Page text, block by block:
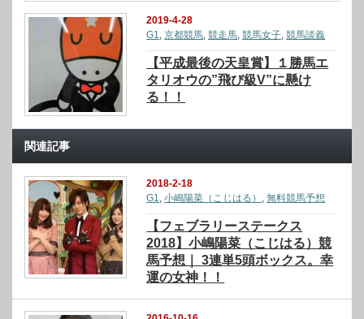
2019-4-28
G1,京都競馬,競走馬,競馬女子,競馬談義
【平成最後の天皇賞】１勝馬エ
タリオウの”飛び級V”に懸け
る！！
関連記事
2018-2-18
G1,小嶋陽菜（こじはる） ,無料競馬予想
【フェブラリーステークス
2018】小嶋陽菜（こじはる）競
馬予想｜ 3連単5頭ボックス。幸
運の女神！！